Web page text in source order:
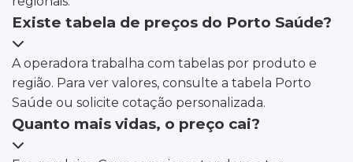
Existe tabela de preços do Porto Saúde?
A operadora trabalha com tabelas por produto e
região. Para ver valores, consulte a tabela Porto
Saúde ou solicite cotação personalizada.
Quanto mais vidas, o preço cai?